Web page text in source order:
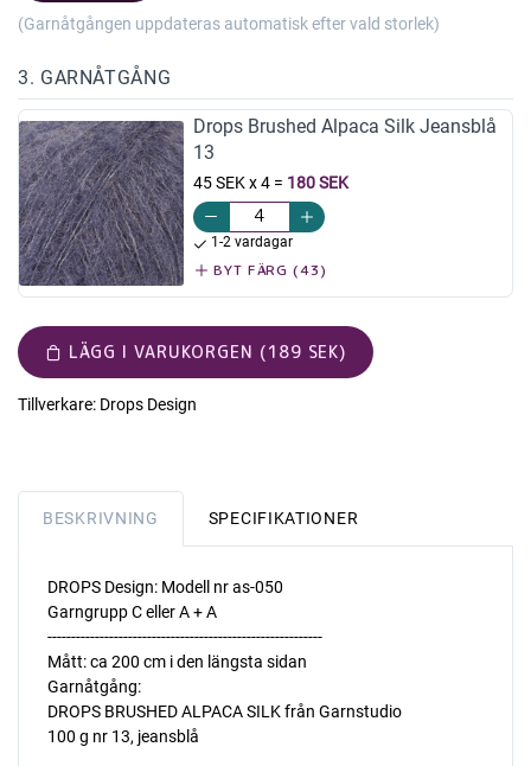
(Garnåtgången uppdateras automatisk efter vald storlek)
3. GARNÅTGÅNG
Drops Brushed Alpaca Silk Jeansblå
13
45 SEK x 4= 180 SEK
1-2 vardagar
BYT FÄRG (43)
LÄGG I VARUKORGEN (189 SEK)
Tillverkare: Drops Design
BESKRIVNING SPECIFIKATIONER
DROPS Design: Modell nr as-050
Garngrupp C eller A + A
----------------------------------------------------------
Mått: ca 200 cm i den längsta sidan
Garnåtgång:
DROPS BRUSHED ALPACA SILK från Garnstudio
100 g nr 13, jeansblå